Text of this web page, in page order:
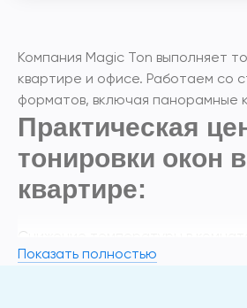
Компания Magic Ton выполняет
квартире и офисе. Работаем со
форматов, включая панорамные
Практическая
тонировки окон в
квартире:
Сохранение цвета обивки,
Показать полностью